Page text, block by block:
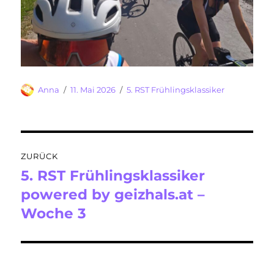
Autor
Anna
Veröffentlicht
11. Mai 2026 Kategorien
5. RST Frühlingsklassiker
ZURÜCK
Vorheriger
Beitrag:
5. RST Frühlingsklassiker
powered by geizhals.at –
Woche 3